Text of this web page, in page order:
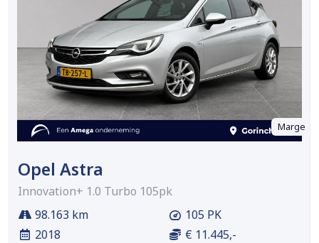
Marge
Opel Astra
Innovation+ 1.0 Turbo 105pk
98.163 km
2018
105 PK
€ 11.445,-